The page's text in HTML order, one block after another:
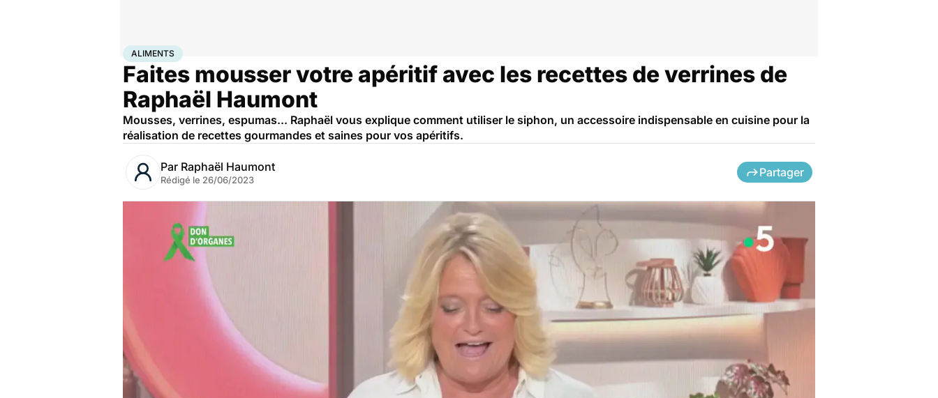
AccueilBien-être
ALIMENTS
Faites mousser votre apéritif avec les recettes de verrines de
Raphaël Haumont
Mousses, verrines, espumas... Raphaël vous explique comment utiliser le siphon, un accessoire indispensable en cuisine pour la
réalisation de recettes gourmandes et saines pour vos apéritifs.
Par Raphaël Haumont
Rédigé le 26/06/2023
Partager